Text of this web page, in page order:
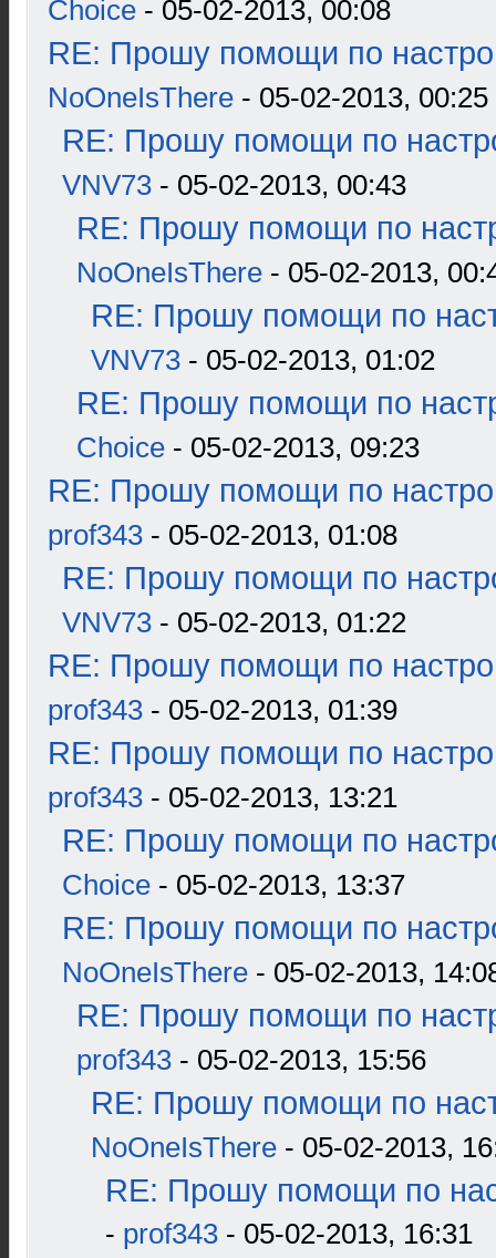
Choice - 05-02-2013, 00:08
RE: Прошу помощи по
NoOneIsThere - 05-02-2013, 00:25
RE: Прошу помощи по
VNV73 - 05-02-2013, 00:43
RE: Прошу помощи по
NoOneIsThere - 05-02-2013,
RE: Прошу помощи по
VNV73 - 05-02-2013, 01:02
RE: Прошу помощи по
Choice - 05-02-2013, 09:23
RE: Прошу помощи по
prof343 - 05-02-2013, 01:08
RE: Прошу помощи по
VNV73 - 05-02-2013, 01:22
RE: Прошу помощи по
prof343 - 05-02-2013, 01:39
RE: Прошу помощи по
prof343 - 05-02-2013, 13:21
RE: Прошу помощи по
Choice - 05-02-2013, 13:37
RE: Прошу помощи по
NoOneIsThere - 05-02-2013,
RE: Прошу помощи по
prof343 - 05-02-2013, 15:56
RE: Прошу помощи по
NoOneIsThere - 05-02-2013,
RE: Прошу помощи по
- prof343 - 05-02-2013, 16:31